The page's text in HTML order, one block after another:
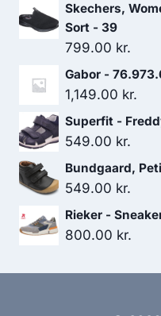
Skechers,
Sort - 39
799.00 kr.
Gabor -
1,149.00 kr.
Superfit -
549.00 kr.
Bundgaard,
549.00 kr.
Rieker -
800.00 kr.